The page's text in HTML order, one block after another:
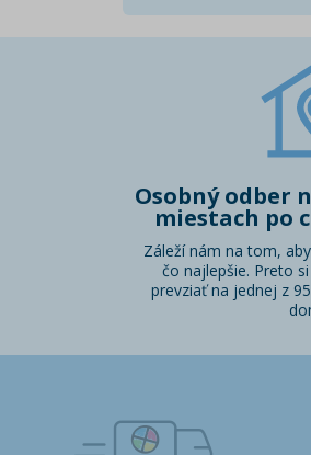
Osobný odber
miestach po
Záleží nám na tom,
čo najlepšie. Preto
prevziať na jednej z